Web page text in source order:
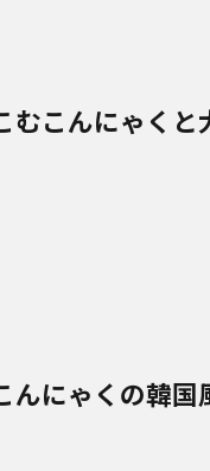
むこんにゃくと
んにゃくの韓国